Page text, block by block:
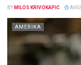
BY MILOS KRIVOKAPIĆ
AMERIKA